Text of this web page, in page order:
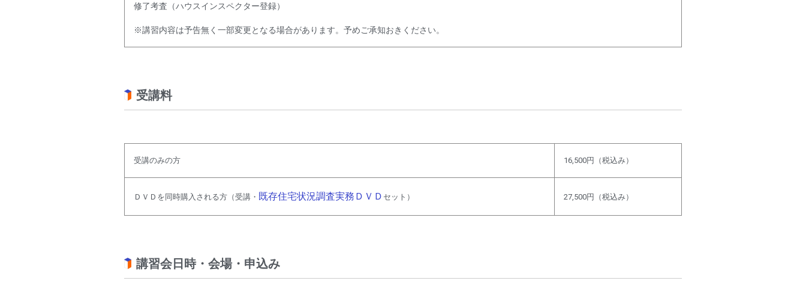
修了考査（ハウスインスペクター登録）
※講習内容は予告無く一部変更となる場合があります。予めご承知おきください。
受講料
受講のみの方 16,500円（税込み）
ＤＶＤを同時購入される方（受講・ 既存住宅状況調査実務ＤＶＤ セット） 27,500円（税込み）
講習会日時・会場・申込み